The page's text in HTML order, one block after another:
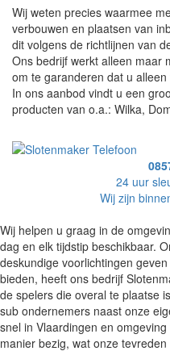
Wij weten precies waarmee
verbouwen en plaatsen van
dit volgens de richtlijnen van
Ons bedrijf werkt alleen maar
om te garanderen dat u
In ons aanbod vindt u een
producten van o.a.: Wilka,
24 uur
Wij zijn
Wij helpen u graag in de
dag en elk tijdstip beschikbaar.
deskundige voorlichtingen
bieden, heeft ons bedrijf
de spelers die overal te plaatse
sub ondernemers naast onze
snel in Vlaardingen en
manier bezig, wat onze